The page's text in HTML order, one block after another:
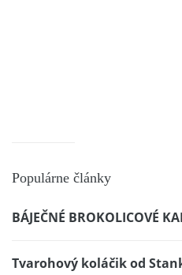
Populárne články
BÁJEČNÉ BROKOLICOVÉ
Tvarohový koláčik od